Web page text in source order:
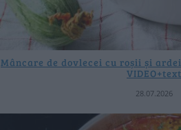
Mâncare de dovlecei cu roșii și
VIDEO+text
28.07.2026